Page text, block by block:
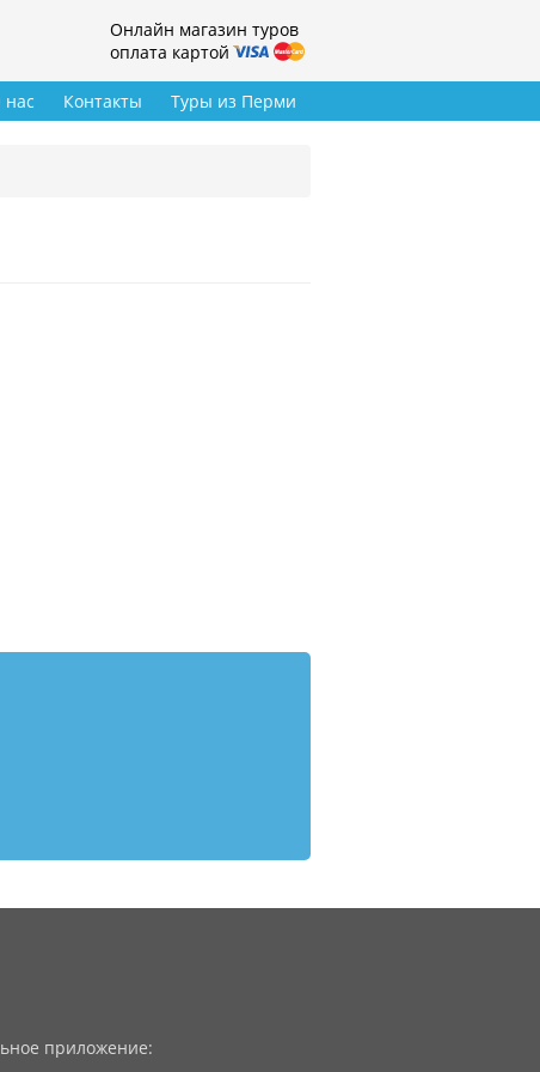
Онлайн магазин туров
оплата картой
Туры из Перми
нас Контакты
приложение: